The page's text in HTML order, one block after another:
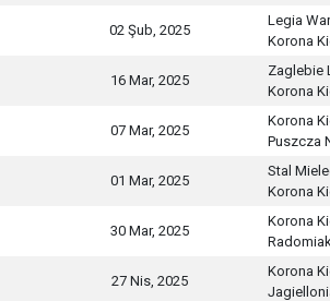
02 Şub, 2025
Legia
Korona
16 Mar, 2025
Zaglebie
Korona
07 Mar, 2025
Korona
Puszcza
01 Mar, 2025
Stal
Korona
30 Mar, 2025
Korona
27 Nis, 2025
Korona